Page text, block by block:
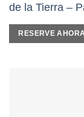
de la Tierra –
RESERVE AHORA